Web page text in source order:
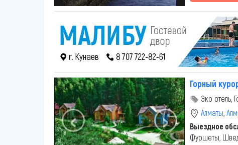
‹ ›
Горный
Эко отель,
Алматы
Выездное
Фуршеты,